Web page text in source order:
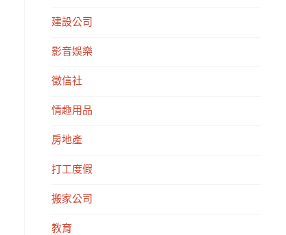
建設公司
影音娛樂
徵信社
情趣用品
房地產
打工度假
搬家公司
教育